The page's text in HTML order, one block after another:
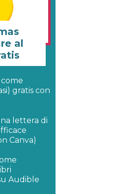
al
gratis con
lettera di
Canva)
Audible